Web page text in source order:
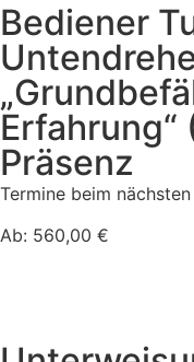
Bediener
Erfahrung“
Präsenz
Termine beim
Ab: 560,00 €